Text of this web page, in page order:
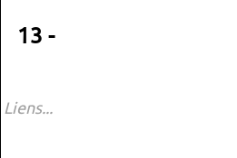
13 -
Liens...